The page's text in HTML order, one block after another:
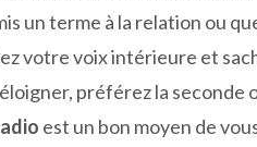
un terme à la relation ou
votre voix intérieure et
préférez la seconde
est un bon moyen de